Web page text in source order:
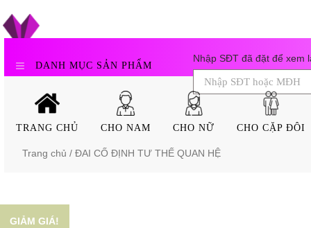
Skip
to
DANH MỤC SẢN PHẨM
TRANG CHỦ CHO NAM CHO NỮ CHO CẶP ĐÔI
Trang chủ / ĐAI CỐ ĐỊNH TƯ THẾ QUAN HỆ
Nhập SĐT đã đặt để xem
GIẢM GIÁ!